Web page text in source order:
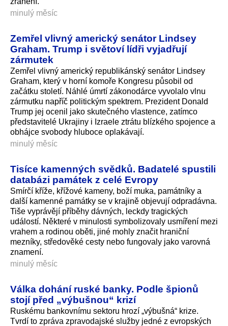
minulý měsíc
Zemřel vlivný americký senátor Lindsey
Graham. Trump i světoví lídři vyjadřují
zármutek
Zemřel vlivný americký republikánský senátor Lindsey
Graham, který v horní komoře Kongresu působil od
začátku století. Náhlé úmrtí zákonodárce vyvolalo vlnu
zármutku napříč politickým spektrem. Prezident Donald
Trump jej ocenil jako skutečného vlastence, zatímco
představitelé Ukrajiny i Izraele ztrátu blízkého spojence a
obhájce svobody hluboce oplakávají.
minulý měsíc
Tisíce kamenných svědků. Badatelé spustili
databázi památek z celé Evropy
Smírčí kříže, křížové kameny, boží muka, památníky a
další kamenné památky se v krajině objevují odpradávna.
Tiše vyprávějí příběhy dávných, leckdy tragických
událostí. Některé v minulosti symbolizovaly usmíření mezi
vrahem a rodinou oběti, jiné mohly značit hraniční
mezníky, středověké cesty nebo fungovaly jako varovná
znamení.
minulý měsíc
Válka dohání ruské banky. Podle špionů
stojí před „výbušnou“ krizí
Ruskému bankovnímu sektoru hrozí „výbušná“ krize.
Tvrdí to zpráva zpravodajské služby jedné z evropských